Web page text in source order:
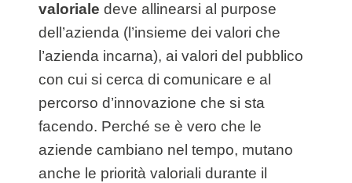
valoriale deve allinearsi al purpose
dell’azienda (l’insieme dei valori che
l’azienda incarna), ai valori del pubblico
con cui si cerca di comunicare e al
percorso d’innovazione che si sta
facendo. Perché se è vero che le
aziende cambiano nel tempo, mutano
anche le priorità valoriali durante il